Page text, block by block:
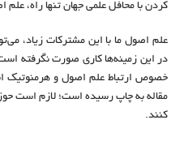
کردن با محافل علمی جهان تنها راه،
علم اصول ما با این مشترکات زیاد،
در این زمینه‌ها کاری صورت نگرفته
خصوص ارتباط علم اصول و هرمنوتیک
مقاله به چاپ رسیده است؛ لازم است
کنند.